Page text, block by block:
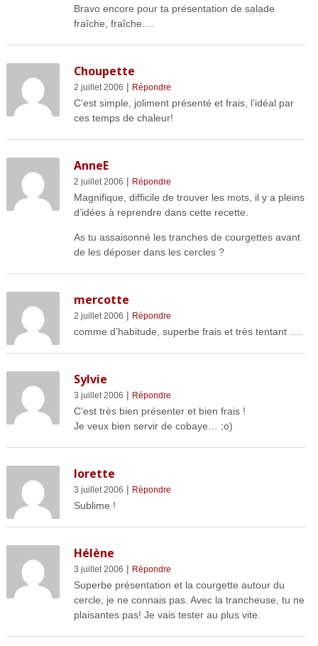
Bravo encore pour ta présentation de salade
fraîche, fraîche….
Choupette
2 juillet 2006 | Répondre
C’est simple, joliment présenté et frais, l’idéal par
ces temps de chaleur!
AnneE
2 juillet 2006 | Répondre
Magnifique, difficile de trouver les mots, il y a pleins
d’idées à reprendre dans cette recette.
As tu assaisonné les tranches de courgettes avant
de les déposer dans les cercles ?
mercotte
2 juillet 2006 | Répondre
comme d’habitude, superbe frais et très tentant ….
Sylvie
3 juillet 2006 | Répondre
C’est très bien présenter et bien frais !
Je veux bien servir de cobaye… ;o)
lorette
3 juillet 2006 | Répondre
Sublime !
Hélène
3 juillet 2006 | Répondre
Superbe présentation et la courgette autour du
cercle, je ne connais pas. Avec la trancheuse, tu ne
plaisantes pas! Je vais tester au plus vite.